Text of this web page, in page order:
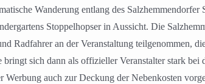
Wanderung entlang des
Stoppelhopser in Aussicht. Die
Radfahrer an der Veranstaltung teilgenommen,
sich dann als offizieller Veranstalter stark
auch zur Deckung der Nebenkosten